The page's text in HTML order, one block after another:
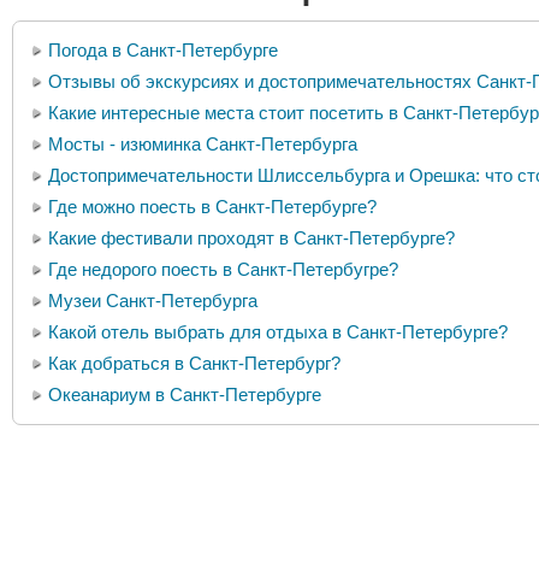
Погода в Санкт-Петербурге
Отзывы об экскурсиях и достопримечательностях Санкт-
Какие интересные места стоит посетить в Санкт-
Мосты - изюминка Санкт-Петербурга
Достопримечательности Шлиссельбурга и Орешка: что
Где можно поесть в Санкт-Петербурге?
Какие фестивали проходят в Санкт-Петербурге?
Где недорого поесть в Санкт-Петербугре?
Музеи Санкт-Петербурга
Какой отель выбрать для отдыха в Санкт-Петербурге?
Как добраться в Санкт-Петербург?
Океанариум в Санкт-Петербурге